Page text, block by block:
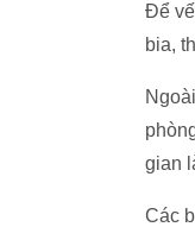
Để
bia,
gian
Các